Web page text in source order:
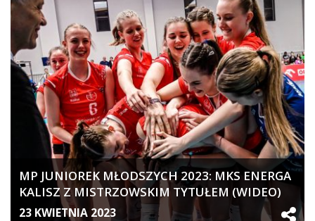
MP JUNIOREK MŁODSZYCH 2023: MKS ENERGA
KALISZ Z MISTRZOWSKIM TYTUŁEM (WIDEO)
23 KWIETNIA 2023